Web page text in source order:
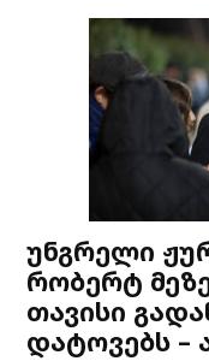
უნგრელი
რობერტ
თავისი
დატოვებს –